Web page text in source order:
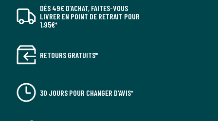
DÈS 49€ D’ACHAT, FAITES-VOUS
LIVRER EN POINT DE RETRAIT POUR
1,95€*
RETOURS GRATUITS*
30 JOURS POUR CHANGER D'AVIS*